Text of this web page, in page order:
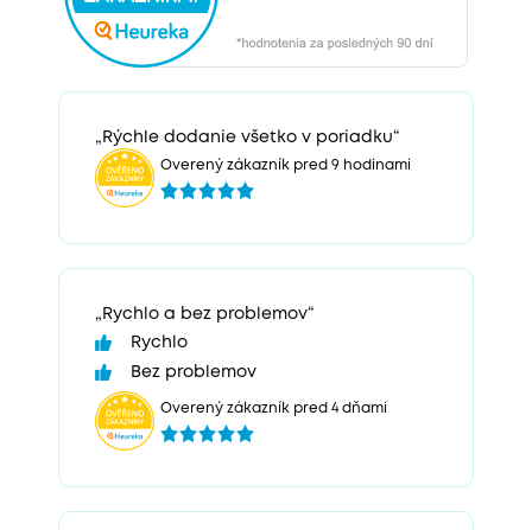
„Rýchle dodanie všetko v poriadku“
Overený zákazník pred 9 hodinami
„Rychlo a bez problemov“
Rychlo
Bez problemov
Overený zákazník pred 4 dňami